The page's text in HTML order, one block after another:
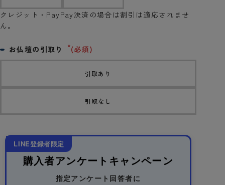
お仏壇の引取り (必須)
引取あり
引取なし
クレジット・PayPay決済の場合は割引は適応されませ
ん。
LINE登録者限定
購入者アンケートキャンペーン
指定アンケート回答者に